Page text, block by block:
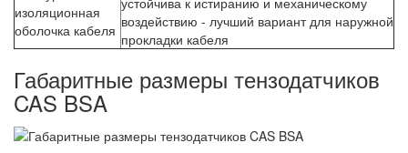
изоляционная
оболочка кабеля воздействию - лучший вариант для наружной
прокладки кабеля
Габаритные размеры тензодатчиков
CAS BSA